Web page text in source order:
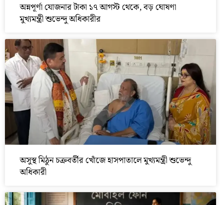
অন্নপূর্ণা যোজনার টাকা ১৭ আগস্ট থেকে, বড় ঘোষণা
মুখ্যমন্ত্রী শুভেন্দু অধিকারীর
অসুস্থ মিঠুন চক্রবর্তীর খোঁজে হাসপাতালে মুখ্যমন্ত্রী শুভেন্দু
অধিকারী